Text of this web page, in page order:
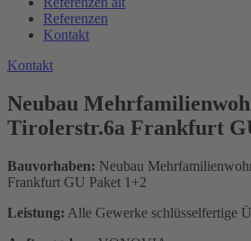
Referenzen
Kontakt
Kontakt
Neubau
Tirolerstr.6a Frankfurt
Bauvorhaben: Neubau
Frankfurt GU Paket 1+2
Leistung: Alle Gewerke schlüsselfertige